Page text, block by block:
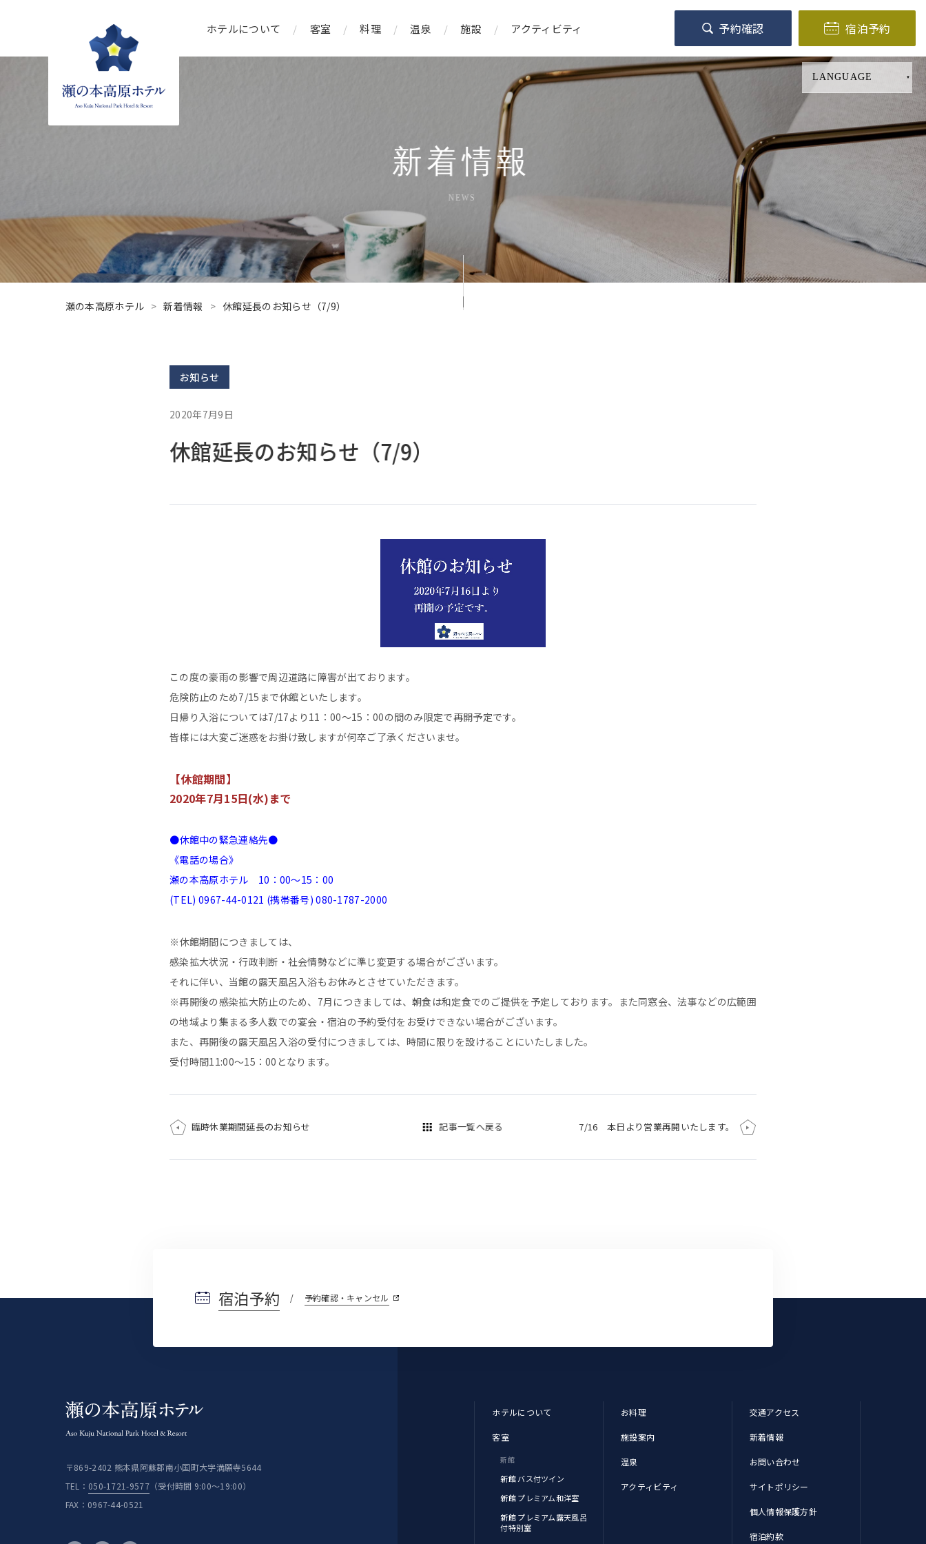
ホテルについて 客室 料理 温泉 施設 アクティビティ 予約確認 宿泊予約
LANGUAGE
新着情報
NEWS
瀬の本高原ホテル 新着情報 休館延長のお知らせ（7/9）
お知らせ
2020年7月9日
休館延長のお知らせ（7/9）
この度の豪雨の影響で周辺道路に障害が出ております。
危険防止のため7/15まで休館といたします。
日帰り入浴については7/17より11：00～15：00の間のみ限定で再開予定です。
皆様には大変ご迷惑をお掛け致しますが何卒ご了承くださいませ。
【休館期間】
2020年7月15日(水)まで
●休館中の緊急連絡先●
《電話の場合》
瀬の本高原ホテル 10：00～15：00
(TEL) 0967-44-0121 (携帯番号) 080-1787-2000
※休館期間につきましては、
感染拡大状況・行政判断・社会情勢などに準じ変更する場合がございます。
それに伴い、当館の露天風呂入浴もお休みとさせていただきます。
※再開後の感染拡大防止のため、7月につきましては、朝食は和定食でのご提供を予定しております。また同窓会、法事などの広範囲
の地域より集まる多人数での宴会・宿泊の予約受付をお受けできない場合がございます。
また、再開後の露天風呂入浴の受付につきましては、時間に限りを設けることにいたしました。
受付時間11:00～15：00となります。
記事一覧へ戻る
臨時休業期間延長のお知らせ 7/16 本日より営業再開いたします。
宿泊予約 予約確認・キャンセル
〒869-2402 熊本県阿蘇郡南小国町大字満願寺5644
TEL： 050-1721-9577（受付時間 9:00〜19:00）
FAX： 0967-44-0521
ホテルについて
客室
新館
新館 バス付ツイン
新館 プレミアム和洋室
新館 プレミアム露天風呂
付特別室
お料理
施設案内
温泉
アクティビティ
交通アクセス
新着情報
お問い合わせ
サイトポリシー
個人情報保護方針
宿泊約款